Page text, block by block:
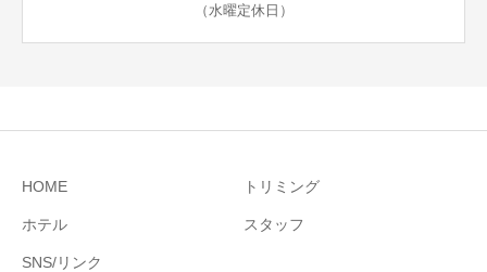
（水曜定休日）
HOME トリミング
ホテル スタッフ
SNS/リンク